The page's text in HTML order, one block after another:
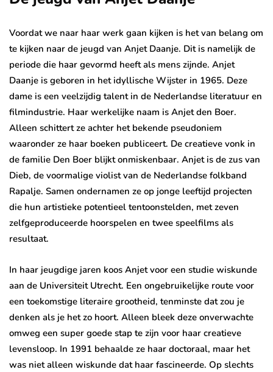
Voordat we naar haar werk gaan kijken is het van belang om
te kijken naar de jeugd van Anjet Daanje. Dit is namelijk de
periode die haar gevormd heeft als mens zijnde. Anjet
Daanje is geboren in het idyllische Wijster in 1965. Deze
dame is een veelzijdig talent in de Nederlandse literatuur en
filmindustrie. Haar werkelijke naam is Anjet den Boer.
Alleen schittert ze achter het bekende pseudoniem
waaronder ze haar boeken publiceert. De creatieve vonk in
de familie Den Boer blijkt onmiskenbaar. Anjet is de zus van
Dieb, de voormalige violist van de Nederlandse folkband
Rapalje. Samen ondernamen ze op jonge leeftijd projecten
die hun artistieke potentieel tentoonstelden, met zeven
zelfgeproduceerde hoorspelen en twee speelfilms als
resultaat.
In haar jeugdige jaren koos Anjet voor een studie wiskunde
aan de Universiteit Utrecht. Een ongebruikelijke route voor
een toekomstige literaire grootheid, tenminste dat zou je
denken als je het zo hoort. Alleen bleek deze onverwachte
omweg een super goede stap te zijn voor haar creatieve
levensloop. In 1991 behaalde ze haar doctoraal, maar het
was niet alleen wiskunde dat haar fascineerde. Op slechts